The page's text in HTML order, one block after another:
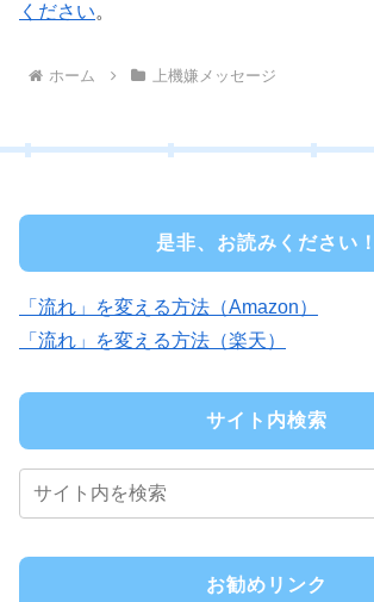
ください。
ホーム 上機嫌メッセージ
是非、お読みください！
「流れ」を変える方法（Amazon）
「流れ」を変える方法（楽天）
サイト内検索
お勧めリンク